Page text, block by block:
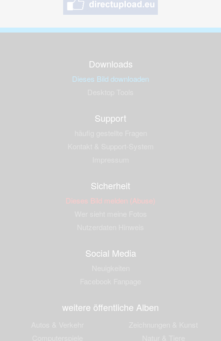
Downloads
Dieses Bild downloaden
Support
Sicherheit
Dieses Bild melden (Abuse)
Social Media
weitere öffentliche Alben